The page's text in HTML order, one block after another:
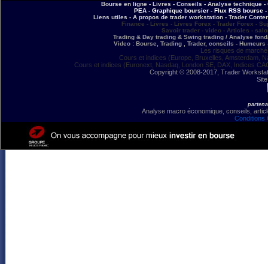
Bourse en ligne - Livres - Conseils - Analyse technique
PEA - Graphique boursier - Flux RSS bourse
Liens utiles - A propos de trader workstation - Trader
Finance - Livres - Livres Forex - Trader Forex -
Savoir trader - video - Articles -
Trading & Day trading & Swing trading / Analyse
Video : Bourse, Trading , Trader, conseils -
Les risques de
Cours et indices (Europe, Bruxelles, Amsterdam,
Cours et indices (Euronext, Nasdaq, London SE, DAX, Indices
Copyright © 2008-2017, Trader
Analyse macro économique, conseils,
Conditions